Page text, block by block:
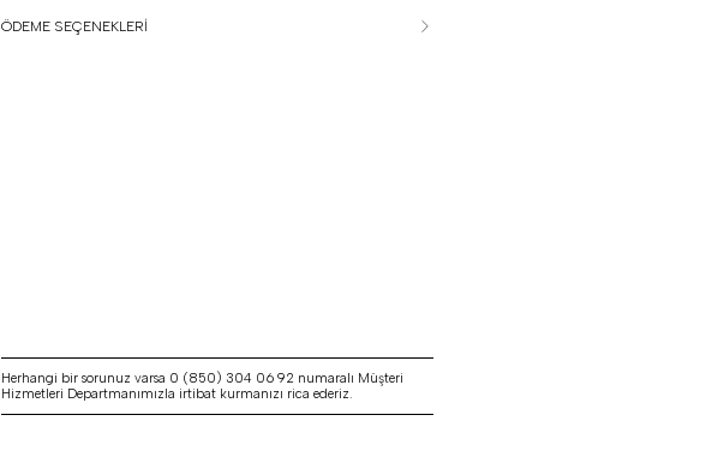
ÖDEME SEÇENEKLERİ
Herhangi bir sorunuz varsa 0 (850) 304 06 92 numaralı Müşteri
Hizmetleri Departmanımızla irtibat kurmanızı rica ederiz.